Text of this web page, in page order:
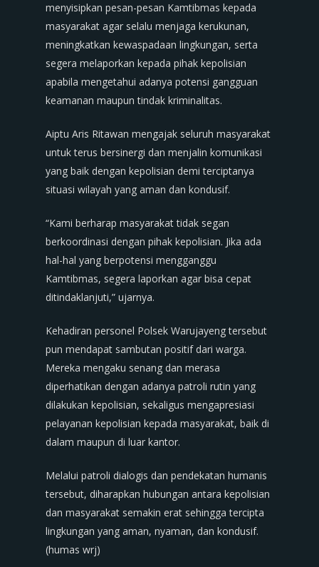
menyisipkan pesan-pesan Kamtibmas kepada
masyarakat agar selalu menjaga kerukunan,
meningkatkan kewaspadaan lingkungan, serta
segera melaporkan kepada pihak kepolisian
apabila mengetahui adanya potensi gangguan
keamanan maupun tindak kriminalitas.
Aiptu Aris Ritawan mengajak seluruh masyarakat
untuk terus bersinergi dan menjalin komunikasi
yang baik dengan kepolisian demi terciptanya
situasi wilayah yang aman dan kondusif.
“Kami berharap masyarakat tidak segan
berkoordinasi dengan pihak kepolisian. Jika ada
hal-hal yang berpotensi mengganggu
Kamtibmas, segera laporkan agar bisa cepat
ditindaklanjuti,” ujarnya.
Kehadiran personel Polsek Warujayeng tersebut
pun mendapat sambutan positif dari warga.
Mereka mengaku senang dan merasa
diperhatikan dengan adanya patroli rutin yang
dilakukan kepolisian, sekaligus mengapresiasi
pelayanan kepolisian kepada masyarakat, baik di
dalam maupun di luar kantor.
Melalui patroli dialogis dan pendekatan humanis
tersebut, diharapkan hubungan antara kepolisian
dan masyarakat semakin erat sehingga tercipta
lingkungan yang aman, nyaman, dan kondusif.
(humas wrj)